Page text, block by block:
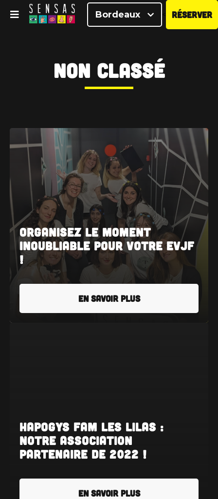
Bordeaux RÉSERVER
Non classé
Organisez LE moment
inoubliable pour votre EVJF
!
EN SAVOIR PLUS
Hapogys FAM Les Lilas :
notre association
partenaire de 2022 !
EN SAVOIR PLUS